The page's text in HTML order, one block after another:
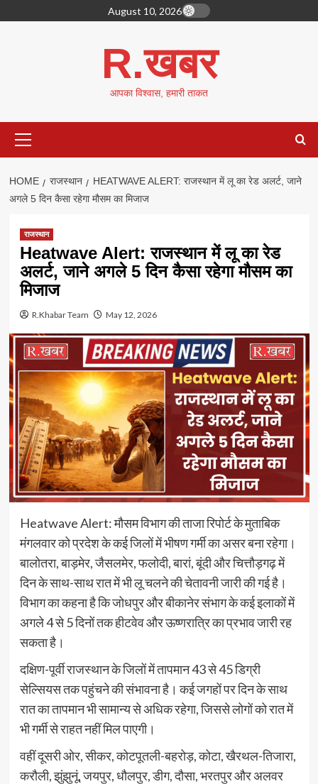
to
August 10, 2026
R.खबर
आपका विश्वास, हमारी ताकत
Menu
HOME राजस्थान
HEATWAVE ALERT: राजस्थान में लू का रेड अलर्ट, जाने
अगले 5 दिन कैसा रहेगा मौसम का मिजाज
राजस्थान
Heatwave Alert: राजस्थान में लू का रेड
अलर्ट, जाने अगले 5 दिन कैसा रहेगा मौसम का
मिजाज
R.Khabar Team May 12, 2026
Heatwave Alert: मौसम विभाग की ताजा रिपोर्ट के मुताबिक
मंगलवार को प्रदेश के कई जिलों में भीषण गर्मी का असर बना रहेगा।
बालोतरा, बाड़मेर, जैसलमेर, फलोदी, बारां, बूंदी और चित्तौड़गढ़ में
दिन के साथ-साथ रात में भी लू चलने की चेतावनी जारी की गई है।
विभाग का कहना है कि जोधपुर और बीकानेर संभाग के कई इलाकों में
अगले 4 से 5 दिनों तक हीटवेव और ऊष्णरात्रि का प्रभाव जारी रह
सकता है।
दक्षिण-पूर्वी राजस्थान के जिलों में तापमान 43 से 45 डिग्री
सेल्सियस तक पहुंचने की संभावना है। कई जगहों पर दिन के साथ
रात का तापमान भी सामान्य से अधिक रहेगा, जिससे लोगों को रात में
भी गर्मी से राहत नहीं मिल पाएगी।
वहीं दूसरी ओर, सीकर, कोटपूतली-बहरोड़, कोटा, खैरथल-तिजारा,
करौली, झुंझुनूं, जयपुर, धौलपुर, डीग, दौसा, भरतपुर और अलवर